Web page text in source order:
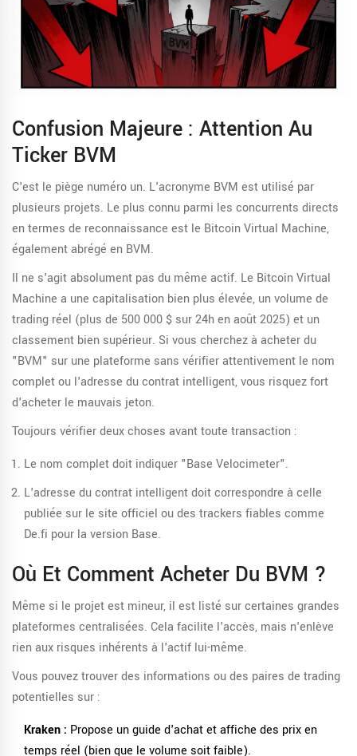
Confusion Majeure : Attention Au
Ticker BVM
C'est le piège numéro un. L'acronyme BVM est utilisé par
plusieurs projets. Le plus connu parmi les concurrents directs
en termes de reconnaissance est le Bitcoin Virtual Machine,
également abrégé en BVM.
Il ne s'agit absolument pas du même actif. Le Bitcoin Virtual
Machine a une capitalisation bien plus élevée, un volume de
trading réel (plus de 500 000 $ sur 24h en août 2025) et un
classement bien supérieur. Si vous cherchez à acheter du
"BVM" sur une plateforme sans vérifier attentivement le nom
complet ou l'adresse du contrat intelligent, vous risquez fort
d'acheter le mauvais jeton.
Toujours vérifier deux choses avant toute transaction :
Le nom complet doit indiquer "Base Velocimeter".
L'adresse du contrat intelligent doit correspondre à celle
publiée sur le site officiel ou des trackers fiables comme
De.fi pour la version Base.
Où Et Comment Acheter Du BVM ?
Même si le projet est mineur, il est listé sur certaines grandes
plateformes centralisées. Cela facilite l'accès, mais n'enlève
rien aux risques inhérents à l'actif lui-même.
Vous pouvez trouver des informations ou des paires de trading
potentielles sur :
Kraken : Propose un guide d'achat et affiche des prix en
temps réel (bien que le volume soit faible).